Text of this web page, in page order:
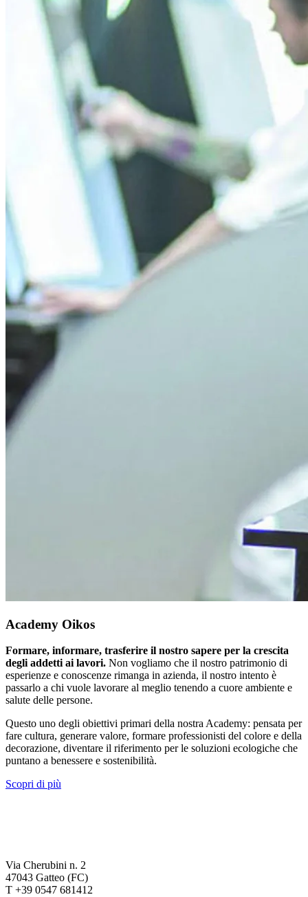
Academy Oikos
Formare, informare, trasferire il nostro sapere per la crescita
degli addetti ai lavori. Non vogliamo che il nostro patrimonio di
esperienze e conoscenze rimanga in azienda, il nostro intento è
passarlo a chi vuole lavorare al meglio tenendo a cuore ambiente e
salute delle persone.
Questo uno degli obiettivi primari della nostra Academy: pensata per
fare cultura, generare valore, formare professionisti del colore e della
decorazione, diventare il riferimento per le soluzioni ecologiche che
puntano a benessere e sostenibilità.
Scopri di più
Via Cherubini n. 2
47043 Gatteo (FC)
T +39 0547 681412